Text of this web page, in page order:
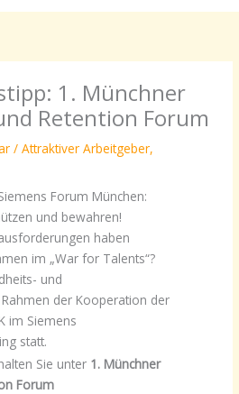
1. Münchner
Retention Forum
/Attraktiver Arbeitgeber,
Forum München:
und bewahren!
haben
im „War for Talents“?
und
der Kooperation der
im Siemens
statt.
Sie unter 1. Münchner
Forum